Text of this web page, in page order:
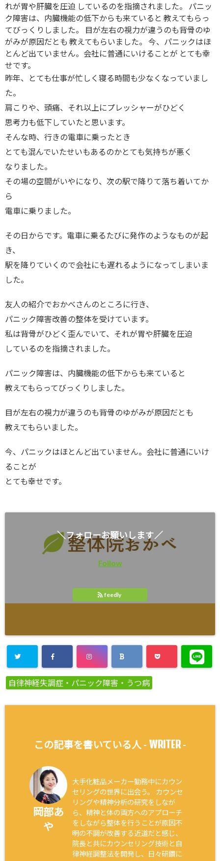
れが胃や肝臓を圧迫 しているのを指摘されました。 パニッ
ク障害は、内臓機能の低下からも来ていると 教えてもらっ
てびっくりしました。 目が左右の視力が違うのも背骨のゆ
がみが原因だとも 教えてもらいました。 今、パニックはほ
とんど出ていません。会社に普通にいけることが とても幸
せです。
昨年、とても仕事が忙しく寝る時間も少なくなっていまし
た。
肩こりや、頭痛、それ以上にプレッシャーがひどく
思考力も低下していたと思います。
そんな時、行きの電車に乗ったとき
とても混んでいたせいもあるのかとても気持ちが悪く
なりました。
その場の空間がいやになり、次の駅で降りて落ち着いてか
ら
電車に乗りました。
その日からです。電車に乗るたびに発作のようなものが起
き、
駅を降りていくので会社にも遅れるようになってしまいま
した。
友人の紹介でおかべさんのところに行き、
パニック障害改善の整体を受けています。
私は背骨がひどく歪んでいて、それが胃や肝臓を圧迫
しているのを指摘されました。
パニック障害は、内臓機能の低下からも来ていると
教えてもらってびっくりしました。
目が左右の視力が違うのも背骨のゆがみが原因だとも
教えてもらいました。
今、パニックはほとんど出ていません。会社に普通にいけ
ることが
とても幸せです。
＼フォローお願いします／
Follow
feedly
自律神経失調症・パニック障害・うつ病
この記事を書いている人 - WRITER-
岡部あ
や
大手化粧品メーカー勤務中にカウン
セリングの世界に出会う。 カウンセ
リングや精神分析の研究をしなが
ら、精神と体の両方へのアプローチ
をしながら整体を行うことが原因不
明の不調が改善する近道だと感じ、
院長と共にカウンセリング技術と自
律神経調整法を開発し、日々研鑽に